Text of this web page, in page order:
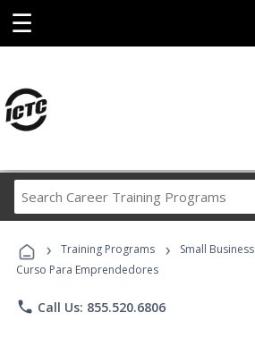
☰
Career
Programs
› Training Programs › Small Business
Curso Para Emprendedores
phone Call Us: 855.520.6806